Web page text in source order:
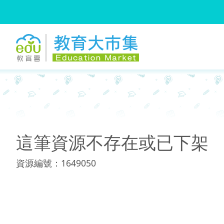
:::
這筆資源不存在或已下架
資源編號：1649050